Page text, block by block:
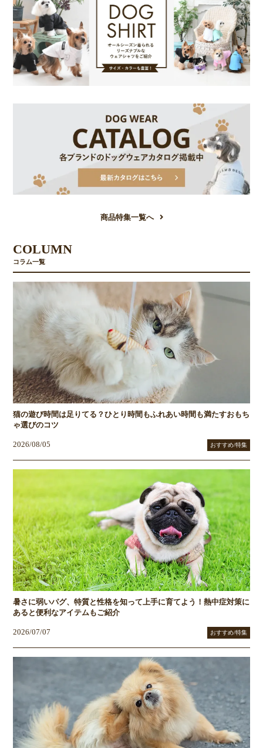
商品特集一覧へ
COLUMN
コラム一覧
猫の遊び時間は足りてる？ひとり時間もふれあい時間も満たすおもち
ゃ選びのコツ
2026/08/05 おすすめ/特集
暑さに弱いパグ、特質と性格を知って上手に育てよう！熱中症対策に
あると便利なアイテムもご紹介
2026/07/07 おすすめ/特集